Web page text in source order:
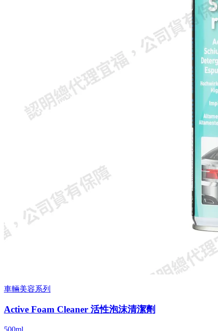
車輛美容系列
Active Foam Cleaner 活性泡沫清潔劑
500ml